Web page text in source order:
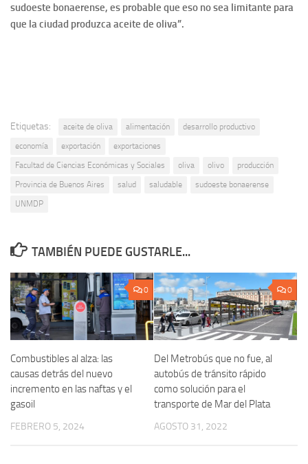
sudoeste bonaerense, es probable que eso no sea limitante para
que la ciudad produzca aceite de oliva”.
Etiquetas: aceite de oliva alimentación
desarrollo productivo
economía
exportación
exportaciones
Facultad de Ciencias Económicas y Sociales
oliva olivo
producción
Provincia de Buenos Aires
salud saludable
sudoeste bonaerense
UNMDP
TAMBIÉN PUEDE GUSTARLE...
0
Combustibles al alza: las
causas detrás del nuevo
incremento en las naftas y el
gasoil
FEBRERO 5, 2024
0
Del Metrobús que no fue, al
autobús de tránsito rápido
como solución para el
transporte de Mar del Plata
AGOSTO 31, 2022